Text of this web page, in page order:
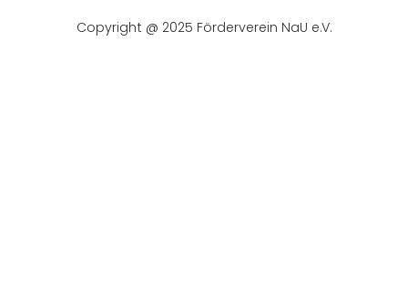
Copyright @ 2025 Förderverein NaU e.V.